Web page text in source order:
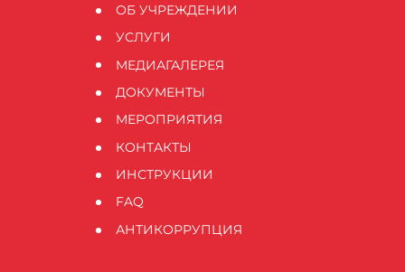
ОБ УЧРЕЖДЕНИИ
УСЛУГИ
МЕДИАГАЛЕРЕЯ
ДОКУМЕНТЫ
МЕРОПРИЯТИЯ
КОНТАКТЫ
ИНСТРУКЦИИ
FAQ
АНТИКОРРУПЦИЯ